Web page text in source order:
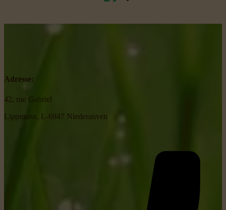
Adresse:
42, rue Gabriel
Lippmann, L-6947 Niederanven